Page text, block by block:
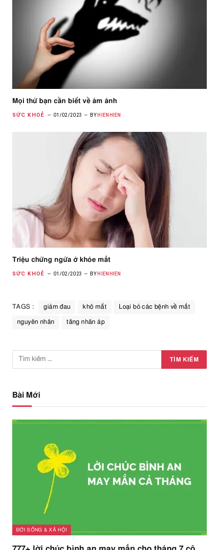
Mọi thứ bạn cần biết về ám ảnh
SỨC KHOẺ 01/02/2023 BY HIENHIEN
Triệu chứng ngứa ở khóe mắt
SỨC KHOẺ 01/02/2023 BY HIENHIEN
TAGS : giảm đau khô mắt Loại bỏ các bệnh về mắt
nguyên nhân tăng nhãn áp
Bài Mới
ĐỜI SỐNG & XÃ HỘI